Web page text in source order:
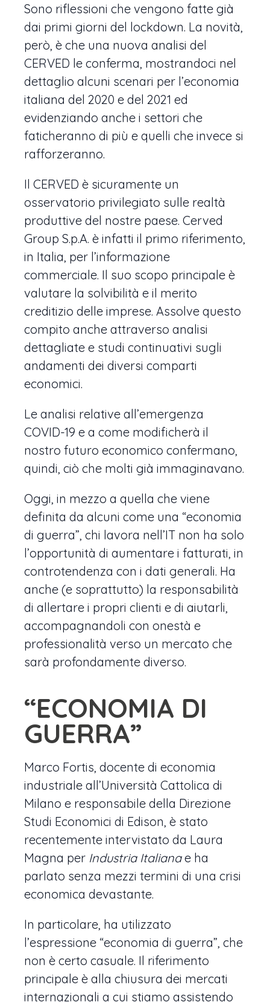
Sono riflessioni che vengono fatte già
dai primi giorni del lockdown. La novità,
però, è che una nuova analisi del
CERVED le conferma, mostrandoci nel
dettaglio alcuni scenari per l’economia
italiana del 2020 e del 2021 ed
evidenziando anche i settori che
faticheranno di più e quelli che invece si
rafforzeranno.
Il CERVED è sicuramente un
osservatorio privilegiato sulle realtà
produttive del nostre paese. Cerved
Group S.p.A. è infatti il primo riferimento,
in Italia, per l’informazione
commerciale. Il suo scopo principale è
valutare la solvibilità e il merito
creditizio delle imprese. Assolve questo
compito anche attraverso analisi
dettagliate e studi continuativi sugli
andamenti dei diversi comparti
economici.
Le analisi relative all’emergenza
COVID-19 e a come modificherà il
nostro futuro economico confermano,
quindi, ciò che molti già immaginavano.
Oggi, in mezzo a quella che viene
definita da alcuni come una “economia
di guerra”, chi lavora nell’IT non ha solo
l’opportunità di aumentare i fatturati, in
controtendenza con i dati generali. Ha
anche (e soprattutto) la responsabilità
di allertare i propri clienti e di aiutarli,
accompagnandoli con onestà e
professionalità verso un mercato che
sarà profondamente diverso.
“ECONOMIA DI
GUERRA”
Marco Fortis, docente di economia
industriale all’Università Cattolica di
Milano e responsabile della Direzione
Studi Economici di Edison, è stato
recentemente intervistato da Laura
Magna per Industria Italianae ha
parlato senza mezzi termini di una crisi
economica devastante.
In particolare, ha utilizzato
l’espressione “economia di guerra”, che
non è certo casuale. Il riferimento
principale è alla chiusura dei mercati
internazionali a cui stiamo assistendo